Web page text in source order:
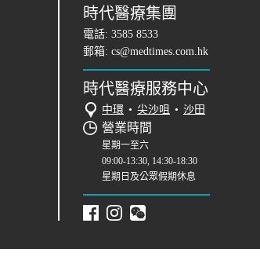
時代醫療集團
電話: 3585 8533
郵箱: cs@medtimes.com.hk
時代醫療服務中心
中環 • 尖沙咀 • 沙田
營業時間
星期一至六
09:00-13:30, 14:30-18:30
星期日及公眾假期休息